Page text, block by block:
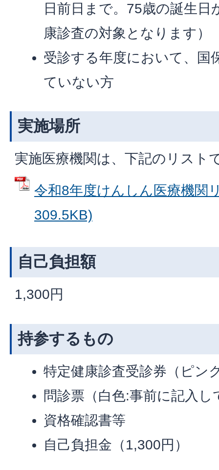
日前日まで。75歳の誕生日
康診査の対象となります）
受診する年度において、国
ていない方
実施場所
実施医療機関は、下記のリスト
令和8年度けんしん医療機関
309.5KB)
自己負担額
1,300円
持参するもの
特定健康診査受診券（ピン
問診票（白色:事前に記入
資格確認書等
自己負担金（1,300円）